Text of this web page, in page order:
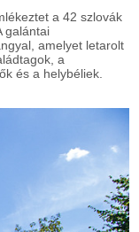
a 42 szlovák
galántai
amelyet letarolt
a
és a helybéliek.